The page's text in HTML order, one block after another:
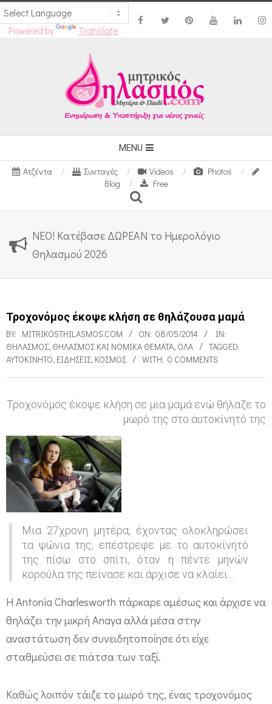
Powered by Translate
Navigation
Menu
MENU
Ατζέντα Συνταγές Videos
Photos
Blog
Free
Search
ΝΕΟ! Κατέβασε ΔΩΡΕΑΝ το Ημερολόγιο
Θηλασμού 2026
Τροχονόμος έκοψε κλήση σε θηλάζουσα μαμά
BY: MITRIKOSTHILASMOS.COM ON: 08/05/2014
IN:
ΘΗΛΑΣΜΌΣ, ΘΗΛΑΣΜΌΣ ΚΑΙ ΝΟΜΙΚΆ ΘΈΜΑΤΑ, ΌΛΑ
TAGGED:
ΑΥΤΟΚΊΝΗΤΟ, ΕΙΔΉΣΕΙΣ, ΚΌΣΜΟΣ WITH: 0 COMMENTS
ρ
ο
χ
ν
ο
ς
έ
κ
ο
ε
Τροχονόμος έκοψε κλήση σε μια μαμά ενώ θήλαζε το
μωρό της στο αυτοκίνητό της
Μια 27χρονη μητέρα, έχοντας ολοκληρώσει
τα ψώνια της, επέστρεφε με το αυτοκίνητό
της πίσω στο σπίτι, όταν η πέντε μηνών
κορούλα της πείνασε και άρχισε να κλαίει…
Η Antonia Charlesworth πάρκαρε αμέσως και άρχισε να
θηλάζει την μικρή Anaya αλλά μέσα στην
αναστάτωση δεν συνειδητοποίησε ότι είχε
σταθμεύσει σε πιάτσα των ταξί.
Καθώς λοιπόν τάιζε το μωρό της, ένας τροχονόμος